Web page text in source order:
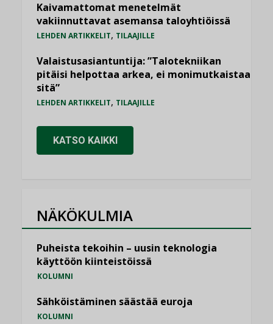
Kaivamattomat menetelmät
vakiinnuttavat asemansa taloyhtiöissä
LEHDEN ARTIKKELIT, TILAAJILLE
Valaistusasiantuntija: ”Talotekniikan
pitäisi helpottaa arkea, ei monimutkaistaa
sitä”
LEHDEN ARTIKKELIT, TILAAJILLE
KATSO KAIKKI
NÄKÖKULMIA
Puheista tekoihin – uusin teknologia
käyttöön kiinteistöissä
KOLUMNI
Sähköistäminen säästää euroja
KOLUMNI